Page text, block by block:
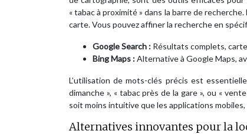
« tabac à proximité » dans la barre de
carte. Vous pouvez affiner la recherche en
Google Search : Résultats complets,
Bing Maps :Alternative à Google Maps,
L’utilisation de mots-clés précis est
dimanche », « tabac près de la gare », ou «
soit moins intuitive que les applications
Alternatives innovantes pour la